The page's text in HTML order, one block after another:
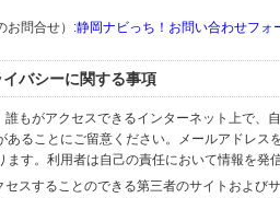
お問合せ）:静岡ナビっち！お問い合わせフォ
バシーに関する事項
もがアクセスできるインターネット上で、
あることにご留意ください。メールアドレ
す。利用者は自己の責任において情報を発
スすることのできる第三者のサイトおよび